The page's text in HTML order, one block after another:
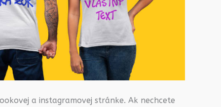
a instagramovej stránke. Ak nechcete